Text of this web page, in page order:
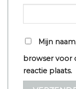
Mijn
browser voor
reactie plaats.